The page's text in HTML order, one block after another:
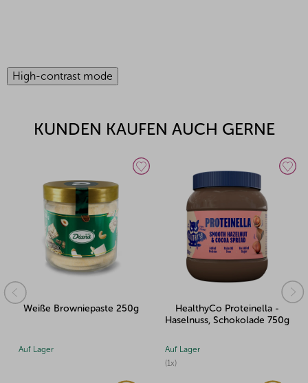
High-contrast mode
KUNDEN KAUFEN AUCH GERNE
Weiße Browniepaste 250g
Auf Lager
HealthyCo Proteinella -
Haselnuss, Schokolade 750g
(1x)
Auf Lager